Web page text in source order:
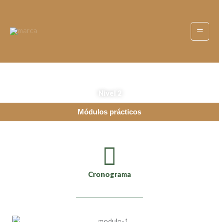
contenido
Nivel 2
Módulos prácticos
Cronograma